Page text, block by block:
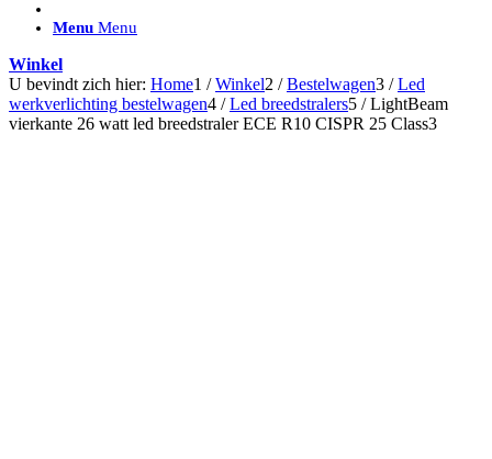
ACCESSOIRES/ AANSLUITMATERIAAL
Can-bus interface
Accessoires Lazer
Kabelboom & Adapters
Installatiemateriaal
Menu Menu
Winkel
U bevindt zich hier: Home1 / Winkel2 / Bestelwagen3 / Led
werkverlichting bestelwagen4 / Led breedstralers5 / LightBeam
vierkante 26 watt led breedstraler ECE R10 CISPR 25 Class3